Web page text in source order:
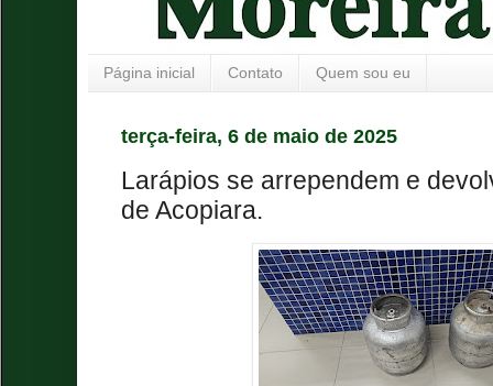
Página inicial Contato Quem sou eu
terça-feira, 6 de maio de 2025
Larápios se arrependem e
de Acopiara.